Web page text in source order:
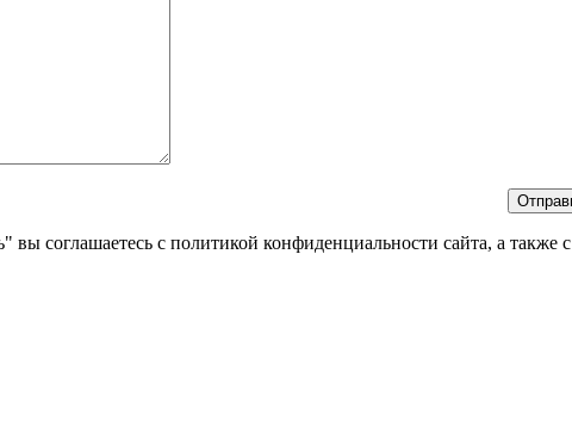
соглашаетесь с политикой конфиденциальности сайта, а также с